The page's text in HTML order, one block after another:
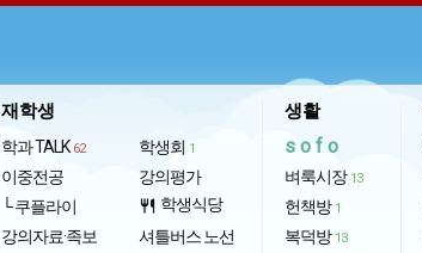
재학생
학과 TALK 62
이중전공
└ 쿠플라이
강의자료·족보
학생회 1
강의평가
restaurant 학생식당
셔틀버스 노선
생활
sofo
벼룩시장 13
헌책방 1
복덕방 13